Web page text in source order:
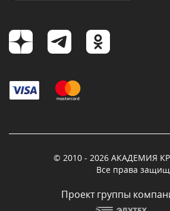
© 2010 - 2026 АКАДЕМИЯ
Все права
Проект группы